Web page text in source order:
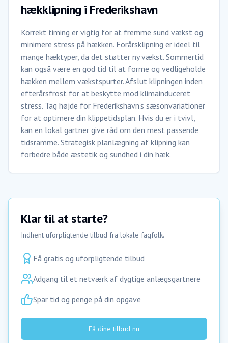
hækklipning i Frederikshavn
Korrekt timing er vigtig for at fremme sund vækst og
minimere stress på hækken. Forårsklipning er ideel til
mange hæktyper, da det støtter ny vækst. Sommertid
kan også være en god tid til at forme og vedligeholde
hækken mellem vækstspurter. Afslut klipningen inden
efterårsfrost for at beskytte mod klimainduceret
stress. Tag højde for Frederikshavn's sæsonvariationer
for at optimere din klippetidsplan. Hvis du er i tvivl,
kan en lokal gartner give råd om den mest passende
tidsramme. Strategisk planlægning af klipning kan
forbedre både æstetik og sundhed i din hæk.
Klar til at starte?
Indhent uforpligtende tilbud fra lokale fagfolk.
Få gratis og uforpligtende tilbud
Adgang til et netværk af dygtige anlægsgartnere
Spar tid og penge på din opgave
Få dine tilbud nu